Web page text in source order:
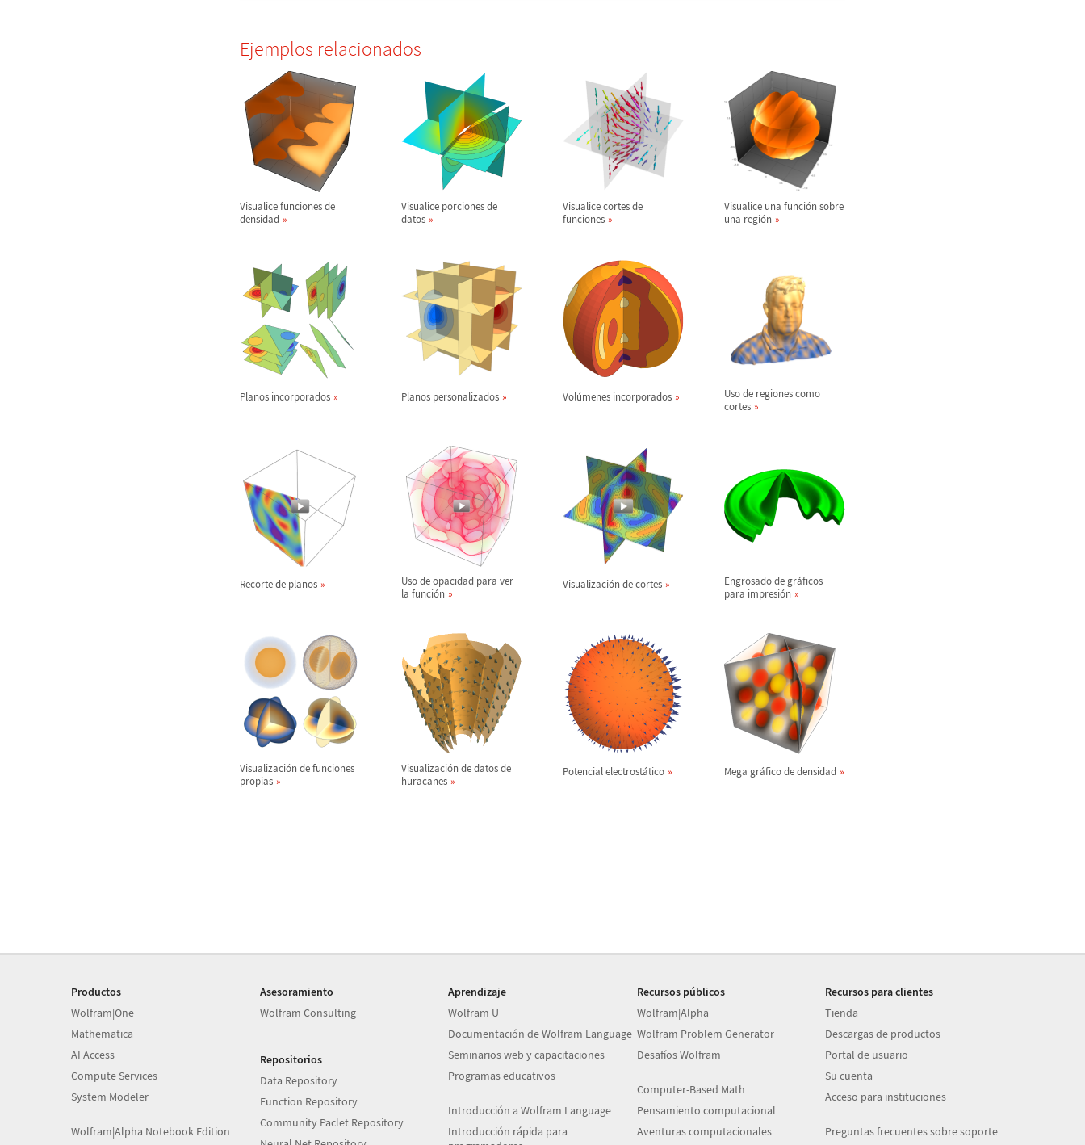
Ejemplos relacionados
Visualice funciones de
densidad
Visualice porciones de
datos
Visualice cortes de
funciones
Visualice una función sobre
una región
Planos incorporados Planos personalizados Volúmenes incorporados
Uso de regiones como
cortes
Recorte de planos
Uso de opacidad para ver
la función
Visualización de cortes Engrosado de gráficos
para impresión
Visualización de funciones
propias
Visualización de datos de
huracanes
Potencial electrostático Mega gráfico de densidad
Productos
Wolfram|One
Mathematica
AI Access
Compute Services
System Modeler
Wolfram|Alpha Notebook Edition
Asesoramiento
Wolfram Consulting
Repositorios
Data Repository
Function Repository
Community Paclet Repository
Aprendizaje
Wolfram U
Documentación de Wolfram Language
Seminarios web y capacitaciones
Programas educativos
Introducción a Wolfram Language
Introducción rápida para
Recursos públicos
Wolfram|Alpha
Wolfram Problem Generator
Desafíos Wolfram
Computer-Based Math
Pensamiento computacional
Aventuras computacionales
Recursos para clientes
Tienda
Descargas de productos
Portal de usuario
Su cuenta
Acceso para instituciones
Preguntas frecuentes sobre soporte